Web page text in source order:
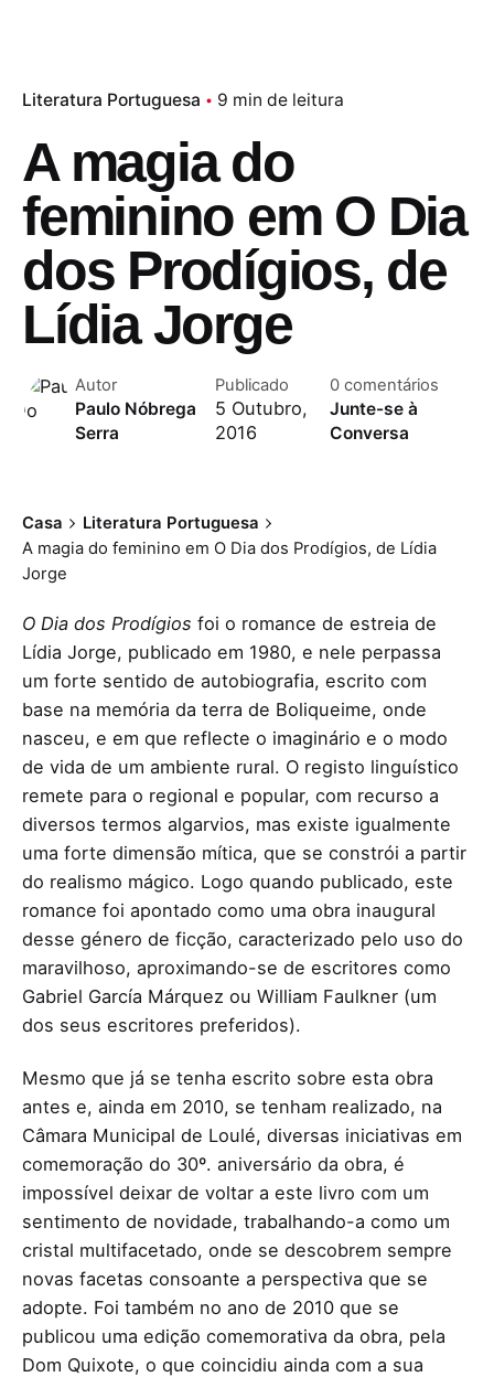
Literatura Portuguesa 9 min de leitura
A magia do
feminino em O Dia
dos Prodígios, de
Lídia Jorge
Autor
Paulo Nóbrega
Serra
Publicado
5 Outubro,
2016
0 comentários
Junte-se à
Conversa
Casa
Literatura Portuguesa
A magia do feminino em O Dia dos Prodígios, de Lídia
Jorge
O Dia dos Prodígios foi o romance de estreia de
Lídia Jorge, publicado em 1980, e nele perpassa
um forte sentido de autobiografia, escrito com
base na memória da terra de Boliqueime, onde
nasceu, e em que reflecte o imaginário e o modo
de vida de um ambiente rural. O registo linguístico
remete para o regional e popular, com recurso a
diversos termos algarvios, mas existe igualmente
uma forte dimensão mítica, que se constrói a partir
do realismo mágico. Logo quando publicado, este
romance foi apontado como uma obra inaugural
desse género de ficção, caracterizado pelo uso do
maravilhoso, aproximando-se de escritores como
Gabriel García Márquez ou William Faulkner (um
dos seus escritores preferidos).
Mesmo que já se tenha escrito sobre esta obra
antes e, ainda em 2010, se tenham realizado, na
Câmara Municipal de Loulé, diversas iniciativas em
comemoração do 30º. aniversário da obra, é
impossível deixar de voltar a este livro com um
sentimento de novidade, trabalhando-a como um
cristal multifacetado, onde se descobrem sempre
novas facetas consoante a perspectiva que se
adopte. Foi também no ano de 2010 que se
publicou uma edição comemorativa da obra, pela
Dom Quixote, o que coincidiu ainda com a sua